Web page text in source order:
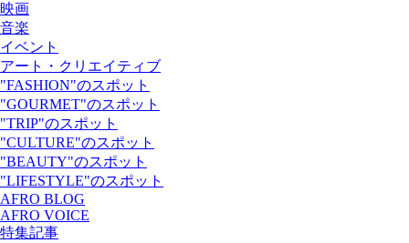
映画
音楽
イベント
アート・クリエイティブ
"FASHION"のスポット
"GOURMET"のスポット
"TRIP"のスポット
"CULTURE"のスポット
"BEAUTY"のスポット
"LIFESTYLE"のスポット
AFRO BLOG
AFRO VOICE
特集記事